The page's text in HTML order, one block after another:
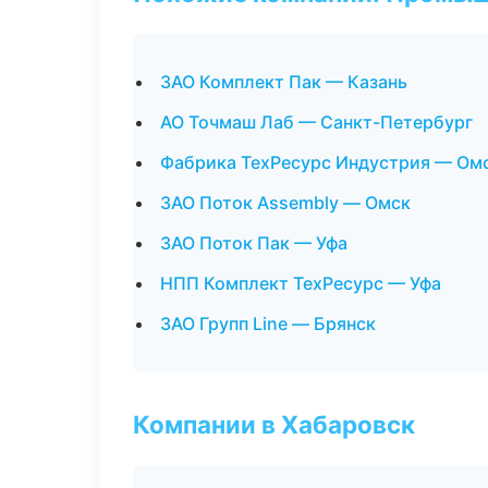
ЗАО Комплект Пак — Казань
АО Точмаш Лаб — Санкт-Петербург
Фабрика ТехРесурс Индустрия —
ЗАО Поток Assembly — Омск
ЗАО Поток Пак — Уфа
НПП Комплект ТехРесурс — Уфа
ЗАО Групп Line — Брянск
Компании в Хабаровск